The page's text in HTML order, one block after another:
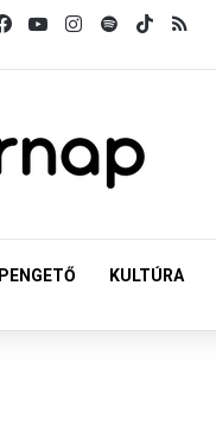
FacebookYouTubeInstagram
SpotifyTikTok
PENGETŐ KULTÚRA